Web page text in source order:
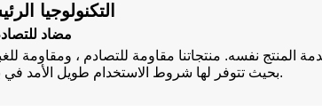
2. التكنولوجيا
2.1. مضاد
المنتج نفسه. منتجاتنا مقاومة للتصادم ، ومقاومة
بحيث تتوفر لها شروط الاستخدام طويل الأمد في بيئات البيع بالتجزئة.